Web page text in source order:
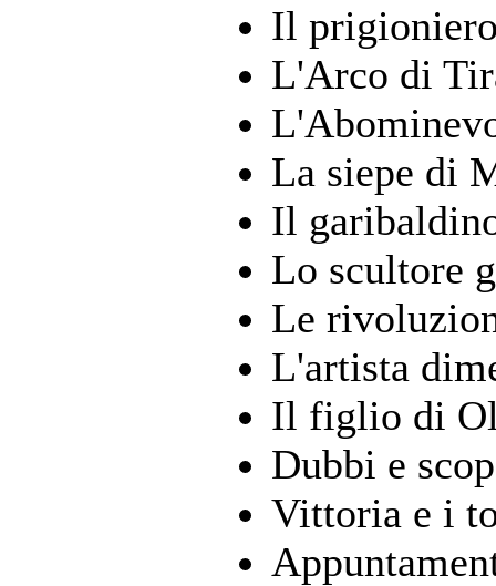
Il
L'Arco di
La siepe di
Il
Lo scultore
Le
L'artista
Il figlio di
Dubbi e
Vittoria e i